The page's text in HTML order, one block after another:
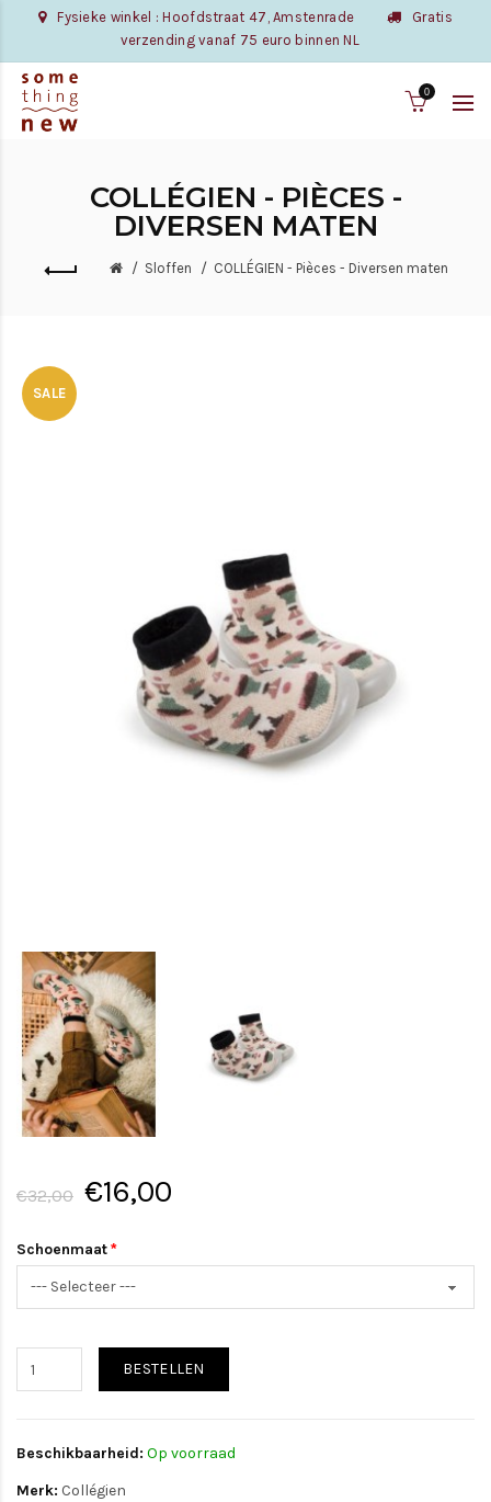
Fysieke winkel : Hoofdstraat 47, Amstenrade
Gratis
verzending vanaf 75 euro binnen NL
0
COLLÉGIEN - PIÈCES -
DIVERSEN MATEN
Sloffen COLLÉGIEN - Pièces - Diversen maten
SALE
€32,00 €16,00
Schoenmaat
BESTELLEN
Beschikbaarheid: Op voorraad
Merk: Collégien